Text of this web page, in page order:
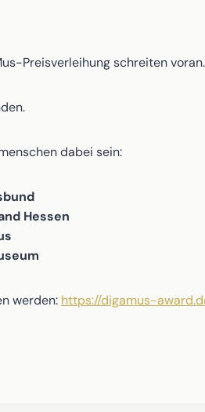
Preisverleihung schreiten voran.
dabei sein:
Hessen
werden: https://digamus-